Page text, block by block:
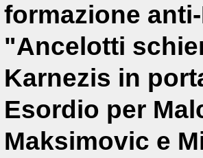
formazione
"Ancelotti
Karnezis in
Esordio per
Maksimovic e